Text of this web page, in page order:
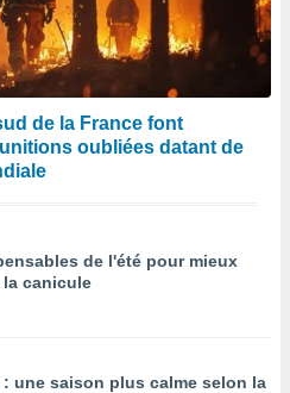
de la France font
oubliées datant de
de l'été pour mieux
canicule
: une saison plus calme selon la